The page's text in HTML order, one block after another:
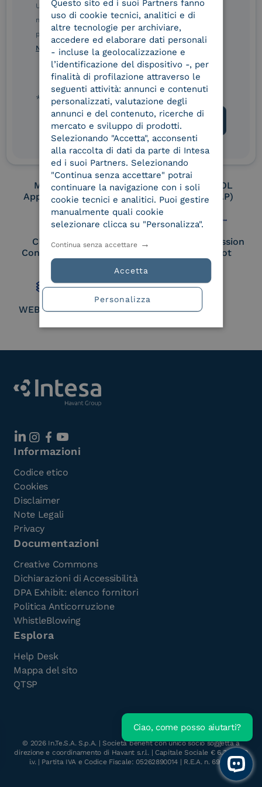
Conservatore
qualificato
UNI EN ISO 37001
UNI EN ISO 9001 UNI EN ISO 27001
UNI EN ISO 27017 UNI EN ISO 27018
Membro Adobe
Approved Trust List
Certified PEPPOL
Access Point (AP)
Cloud Signature
Consortium Member
European Commission
Large Scale Pilot
Member
WEBUILD Consortium
Ulteriori informazioni sulle procedure sono disponibili
nelle Norme di tutela della privacy INTESA. Inoltrando il
presente modulo, dichiaro di aver letto e compreso le
Norme di tutela della privacy INTESA
.
* campo obbligatorio
l'e-Book gratuito
Informazioni
Codice etico
Cookies
Disclaimer
Note Legali
Privacy
Documentazioni
Creative Commons
Dichiarazioni di Accessibilità
DPA Exhibit: elenco fornitori
Politica Anticorruzione
WhistleBlowing
Esplora
Help Desk
Mappa del sito
QTSP
© 2026In.Te.S.A. S.p.A. | Società benefit con unico socio soggetta a
direzione e coordinamento di Havant s.r.l. | Capitale Sociale € 6.300.000
i.v. | Partita IVA e Codice Fiscale: 05262890014 | R.E.A. n. 696117
ITALIAN
Questo sito ed i suoi Partners fanno
uso di cookie tecnici, analitici e di
altre tecnologie per archiviare,
accedere ed elaborare dati personali
- incluse la geolocalizzazione e
l’identificazione del dispositivo -, per
finalità di profilazione attraverso le
seguenti attività: annunci e contenuti
personalizzati, valutazione degli
annunci e del contenuto, ricerche di
mercato e sviluppo di prodotti.
Selezionando "Accetta", acconsenti
alla raccolta di dati da parte di Intesa
ed i suoi Partners. Selezionando
"Continua senza accettare" potrai
continuare la navigazione con i soli
cookie tecnici e analitici. Puoi gestire
manualmente quali cookie
selezionare clicca su "Personalizza".
Accetta
Continua senza accettare
Personalizza
Open
Ciao, come posso aiutarti?